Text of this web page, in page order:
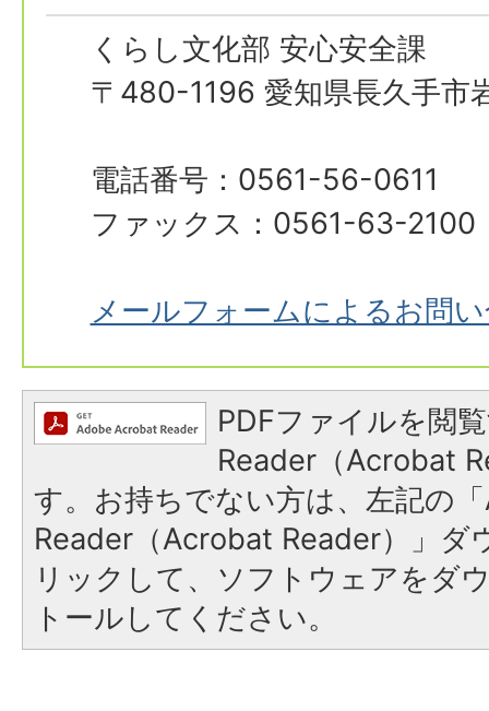
くらし文化部 安心安全課
〒480-1196 愛知県長久手市
電話番号：0561-56-0611
ファックス：0561-63-2100
メールフォームによるお問
PDFファイルを閲
Reader（Acrobat
す。お持ちでない方は、左記の
Reader（Acrobat Reader）」ダ
リックして、ソフトウェアをダ
トールしてください。